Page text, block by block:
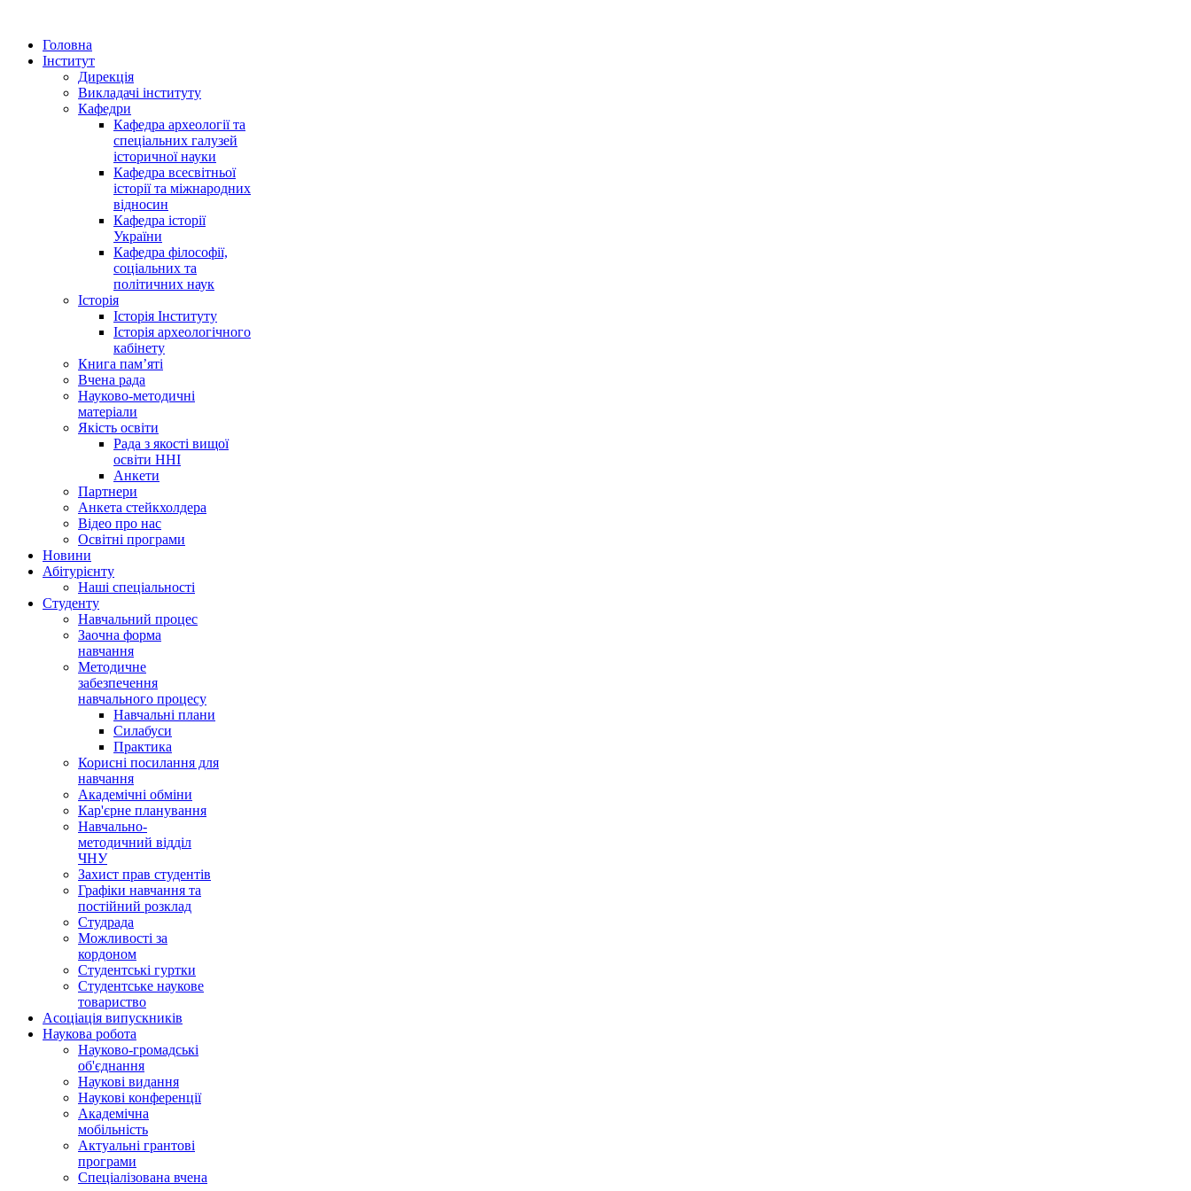
Головна
Інститут
Дирекція
Викладачі інституту
Кафедри
Кафедра археології та
спеціальних галузей
історичної науки
Кафедра всесвітньої
історії та міжнародних
відносин
Кафедра історії
України
Кафедра філософії,
соціальних та
політичних наук
Історія
Історія Інституту
Історія археологічного
кабінету
Книга памʼяті
Вчена рада
Науково-методичні
матеріали
Якість освіти
Рада з якості вищої
освіти ННІ
Анкети
Партнери
Анкета стейкхолдера
Відео про нас
Освітні програми
Hовини
Абітурієнту
Наші спеціальності
Студенту
Навчальний процес
Заочна форма
навчання
Методичне
забезпечення
навчального процесу
Навчальні плани
Силабуси
Практика
Корисні посилання для
навчання
Академічні обміни
Кар'єрне планування
Навчально-
методичний відділ
ЧНУ
Захист прав студентів
Графіки навчання та
постійний розклад
Студрада
Можливості за
кордоном
Студентські гуртки
Студентське наукове
товариство
Асоціація випускників
Наукова робота
Науково-громадські
об'єднання
Наукові видання
Наукові конференції
Академічна
мобільність
Актуальні грантові
програми
Спеціалізована вчена